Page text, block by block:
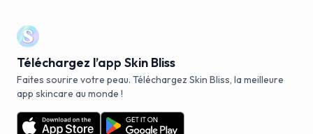
Téléchargez l’app Skin Bliss
Faites sourire votre peau. Téléchargez Skin Bliss, la meilleure
app skincare au monde !